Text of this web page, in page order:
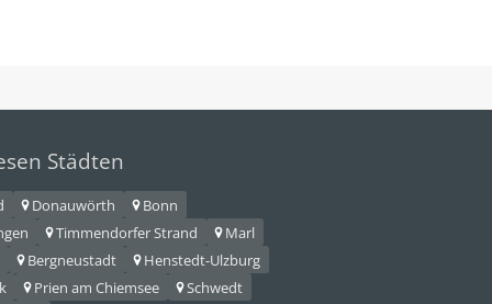
Städten
Donauwörth
Bonn
Timmendorfer Strand
Marl
Bergneustadt
Henstedt-Ulzburg
Prien am Chiemsee Schwedt